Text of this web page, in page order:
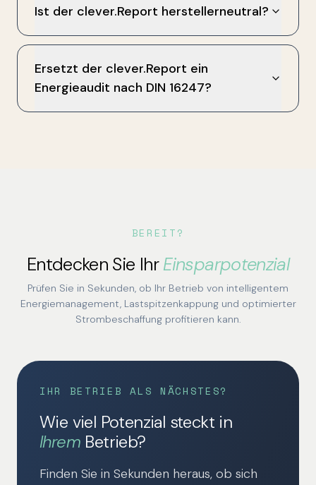
Ist der clever.Report herstellerneutral?
Ersetzt der clever.Report ein
Energieaudit nach DIN 16247?
BEREIT?
Entdecken Sie IhrEinsparpotenzial
Prüfen Sie in Sekunden, ob Ihr Betrieb von intelligentem
Energiemanagement, Lastspitzenkappung und optimierter
Strombeschaffung profitieren kann.
IHR BETRIEB ALS NÄCHSTES?
Wie viel Potenzial steckt in
Ihrem Betrieb?
Finden Sie in Sekunden heraus, ob sich